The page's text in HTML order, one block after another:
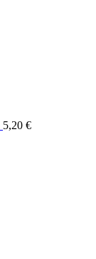
5,20 €